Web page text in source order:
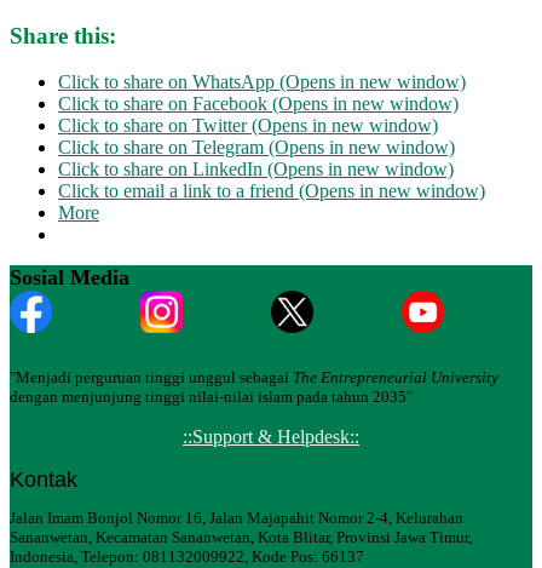
Share this:
Click to share on WhatsApp (Opens in new window)
Click to share on Facebook (Opens in new window)
Click to share on Twitter (Opens in new window)
Click to share on Telegram (Opens in new window)
Click to share on LinkedIn (Opens in new window)
Click to email a link to a friend (Opens in new window)
More
Sosial Media
"Menjadi perguruan tinggi unggul sebagai The Entrepreneurial University
dengan menjunjung tinggi nilai-nilai islam pada tahun 2035"
::Support & Helpdesk::
Kontak
Jalan Imam Bonjol Nomor 16, Jalan Majapahit Nomor 2-4, Kelurahan
Sananwetan, Kecamatan Sananwetan, Kota Blitar, Provinsi Jawa Timur,
Indonesia, Telepon: 081132009922, Kode Pos: 66137